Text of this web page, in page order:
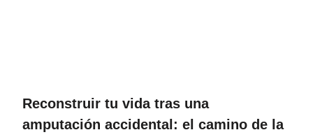
Reconstruir tu vida tras una
amputación accidental: el camino de la